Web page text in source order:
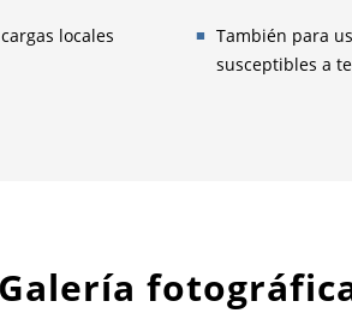
locales
También para
susceptibles a
Galería